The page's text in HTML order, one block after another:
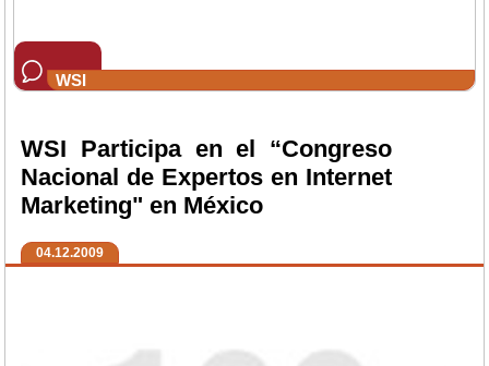
WSI
WSI Participa en el “Congreso
Nacional de Expertos en Internet
Marketing" en México
04.12.2009